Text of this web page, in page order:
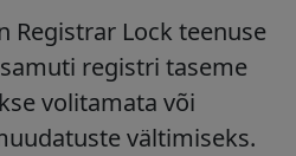
Registrar Lock teenuse
registri taseme
volitamata või
vältimiseks.